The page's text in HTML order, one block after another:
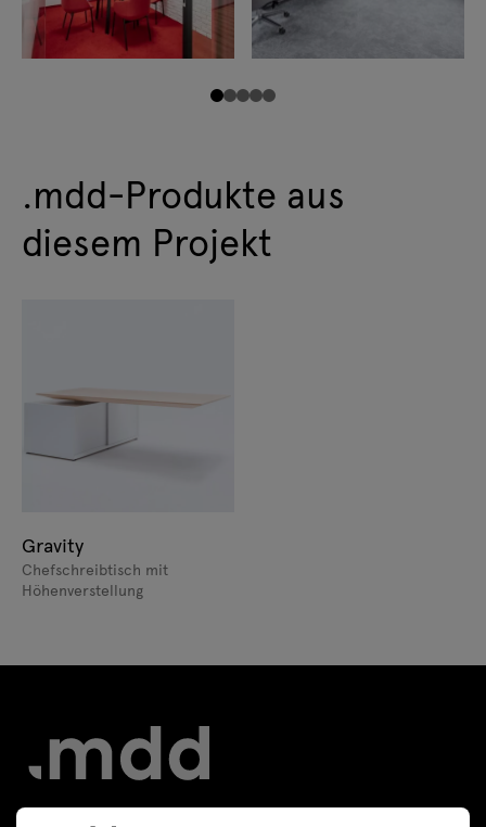
.mdd-Produkte aus
diesem Projekt
Gravity
Chefschreibtisch mit
Höhenverstellung